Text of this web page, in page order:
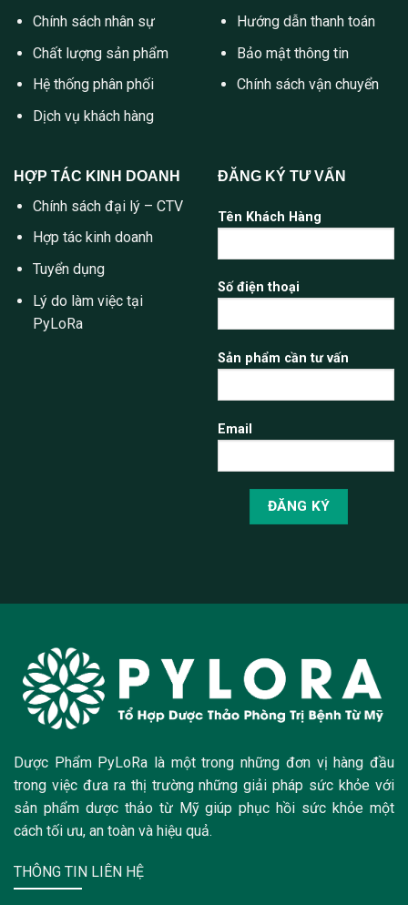
Chính sách nhân sự
Chất lượng sản phẩm
Hệ thống phân phối
Dịch vụ khách hàng
Hướng dẫn thanh toán
Bảo mật thông tin
Chính sách vận chuyển
HỢP TÁC KINH DOANH
Chính sách đại lý – CTV
Hợp tác kinh doanh
Tuyển dụng
Lý do làm việc tại
PyLoRa
ĐĂNG KÝ TƯ VẤN
Tên Khách Hàng
Số điện thoại
Sản phẩm cần tư vấn
Email
Dược Phẩm PyLoRa là một trong những đơn vị hàng đầu
trong việc đưa ra thị trường những giải pháp sức khỏe với
sản phẩm dược thảo từ Mỹ giúp phục hồi sức khỏe một
cách tối ưu, an toàn và hiệu quả.
THÔNG TIN LIÊN HỆ